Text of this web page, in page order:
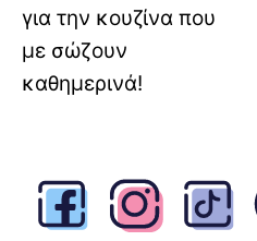
για την κουζίνα που
με σώζουν
καθημερινά!